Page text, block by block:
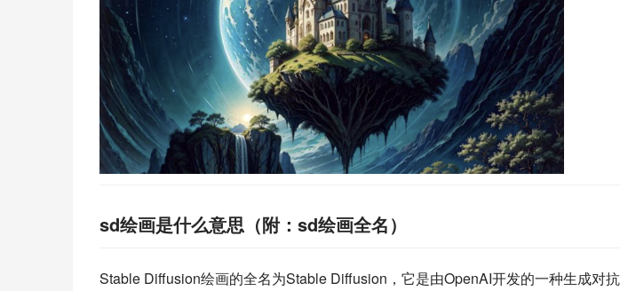
sd绘画是什么意思（附：sd绘画全名）
Stable Diffusion绘画的全名为Stable Diffusion，它是由OpenAI开发的一种生成对